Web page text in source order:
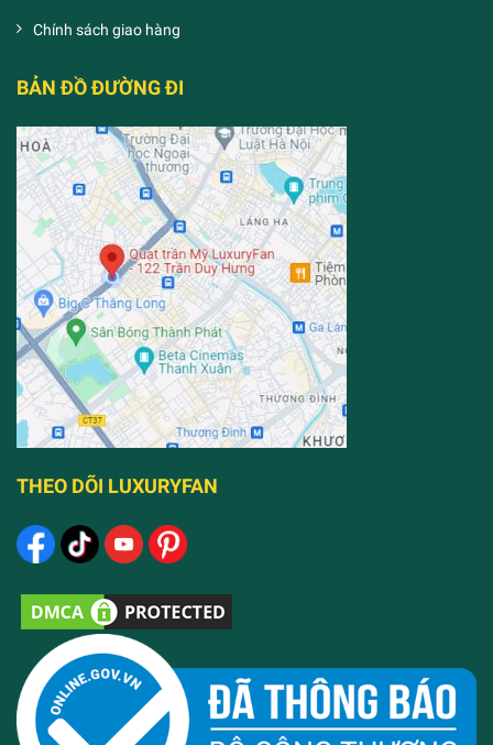
Chính sách giao hàng
BẢN ĐỒ ĐƯỜNG ĐI
THEO DÕI LUXURYFAN